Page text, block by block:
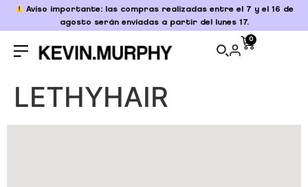
Aviso importante: las compras realizadas entre el 7 y el 16 de
agosto serán enviadas a partir del lunes 17.
0
LETHYHAIR